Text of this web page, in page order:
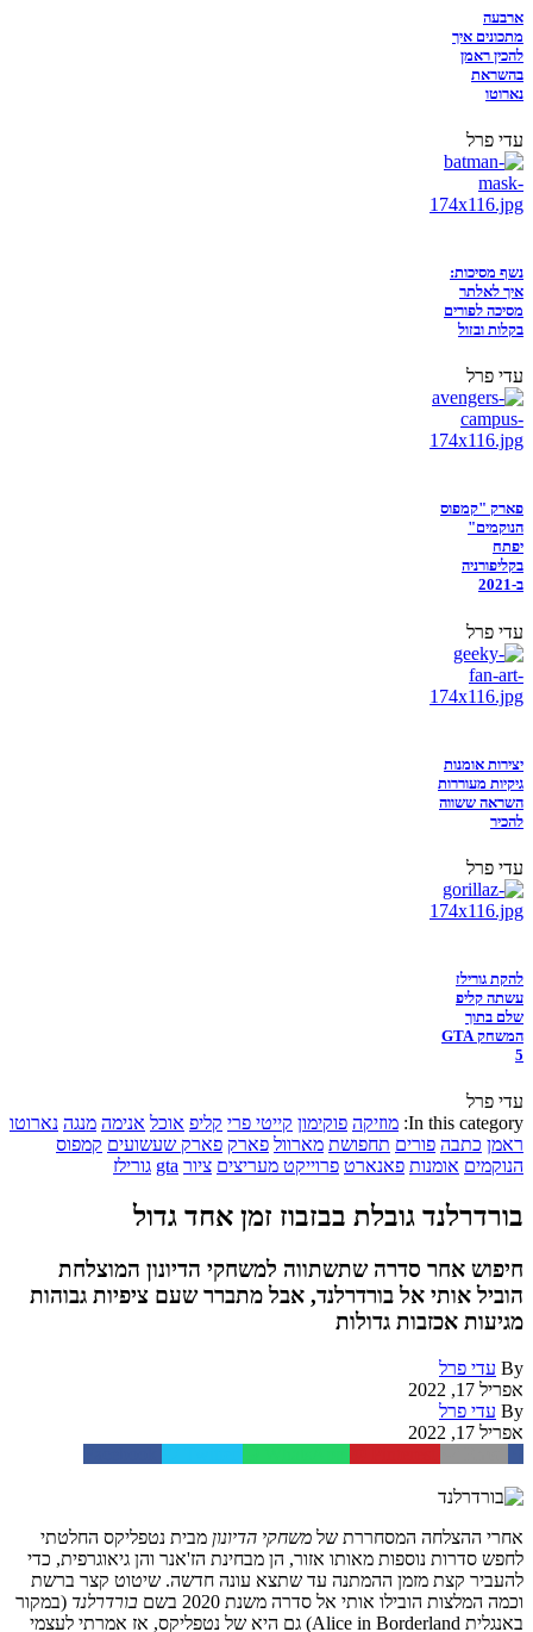
ארבעה
מתכונים איך
להכין ראמן
בהשראת
נארוטו
עדי פרל
נשף מסיכות:
איך לאלתר
מסיכה לפורים
בקלות ובזול
עדי פרל
פארק "קמפוס
הנוקמים"
יפתח
בקליפורניה
ב-2021
עדי פרל
יצירות אומנות
גיקיות מעוררות
השראה ששווה
להכיר
עדי פרל
להקת גורילז
עשתה קליפ
שלם בתוך
המשחק GTA
5
עדי פרל
In this category: מוזיקה פוקימון קייטי פרי קליפ אוכל אנימה מנגה נארוטו
ראמן כתבה פורים תחפושת מארוול פארק פארק שעשועים קמפוס
הנוקמים אומנות פאנארט פרוייקט מעריצים ציור gta גורילז
בורדרלנד גובלת בבזבוז זמן אחד גדול
חיפוש אחר סדרה שתשתווה למשחקי הדיונון המוצלחת
הוביל אותי אל בורדרלנד, אבל מתברר שעם ציפיות גבוהות
מגיעות אכזבות גדולות
By עדי פרל
אפריל 17, 2022
By עדי פרל
אפריל 17, 2022
אחרי ההצלחה המסחררת של משחקי הדיונון מבית נטפליקס החלטתי
לחפש סדרות נוספות מאותו אזור, הן מבחינת הז'אנר והן גיאוגרפית, כדי
להעביר קצת מזמן ההמתנה עד שתצא עונה חדשה. שיטוט קצר ברשת
וכמה המלצות הובילו אותי אל סדרה משנת 2020 בשם
בורדרלנד (במקור
באנגלית Alice in Borderland) גם היא של נטפליקס, אז אמרתי לעצמי